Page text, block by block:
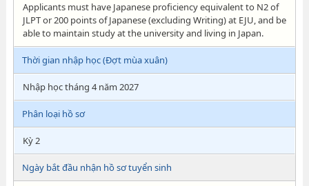
Applicants must have Japanese proficiency equivalent to N2 of
JLPT or 200 points of Japanese (excluding Writing) at EJU, and be
able to maintain study at the university and living in Japan.
Thời gian nhập học (Đợt mùa xuân)
Nhập học tháng 4 năm 2027
Phân loại hồ sơ
Kỳ 2
Ngày bắt đầu nhận hồ sơ tuyển sinh